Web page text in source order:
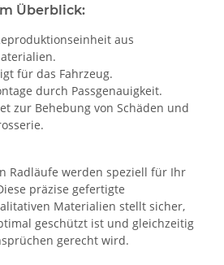
Überblick:
aus
für das Fahrzeug.
durch Passgenauigkeit.
zur Behebung von Schäden und
Radläufe werden speziell für Ihr
präzise gefertigte
Materialien stellt sicher,
geschützt ist und gleichzeitig
gerecht wird.